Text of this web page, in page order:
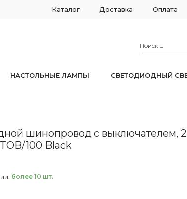
Каталог Доставка Оплата
НАСТОЛЬНЫЕ ЛАМПЫ СВЕТОДИОДНЫЙ
шинопровод с выключателем,
100 Black
более 10 шт.